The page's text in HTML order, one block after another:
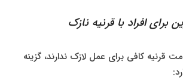
برای افراد با قرنیه نازک
قرنیه کافی برای عمل لازک ندارند، گزینه